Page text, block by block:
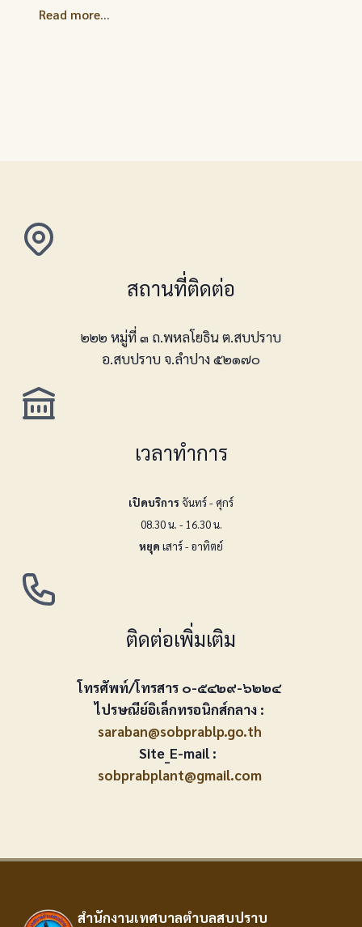
Read more...
สถานที่ติดต่อ
๒๒๒ หมู่ที่ ๓ ถ.พหลโยธิน ต.สบปราบ
อ.สบปราบ จ.ลำปาง ๕๒๑๗๐
เวลาทำการ
เปิดบริการ จันทร์ - ศุกร์
08.30 น. - 16.30 น.
หยุด เสาร์ - อาทิตย์
ติดต่อเพิ่มเติม
โทรศัพท์/โทรสาร ๐-๕๔๒๙-๖๒๒๔
ไปรษณีย์อิเล็กทรอนิกส์กลาง :
saraban@sobprablp.go.th
Site_E-mail :
sobprabplant@gmail.com
สำนักงานเทศบาลตำบลสบปราบ